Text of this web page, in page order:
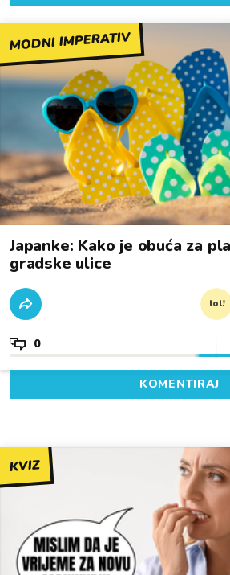
MODNI IMPERATIV
Japanke: Kako je obuća za
gradske ulice
lol!
0
KOMENTIRAJ
KVIZ